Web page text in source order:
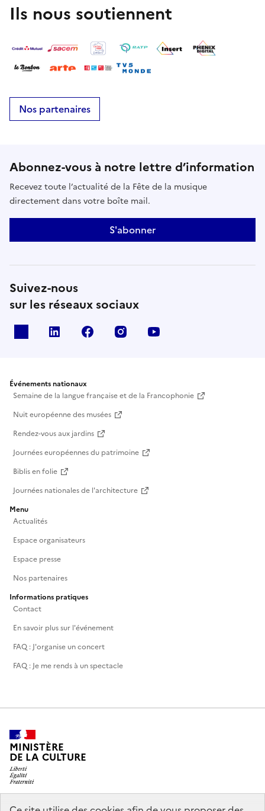
Ils nous soutiennent
Nos partenaires
Abonnez-vous à notre lettre d’information
Recevez toute l’actualité de la Fête de la musique
directement dans votre boîte mail.
S'abonner
Suivez-nous
sur les réseaux sociaux
Linkedin Facebook Instagram
Événements nationaux
Semaine de la langue française et de la Francophonie
Nuit européenne des musées
Rendez-vous aux jardins
Journées européennes du patrimoine
Biblis en folie
Journées nationales de l'architecture
Menu
Actualités
Espace organisateurs
Espace presse
Nos partenaires
Informations pratiques
Contact
En savoir plus sur l'événement
FAQ : J'organise un concert
FAQ : Je me rends à un spectacle
MINISTÈRE
DE LA CULTURE